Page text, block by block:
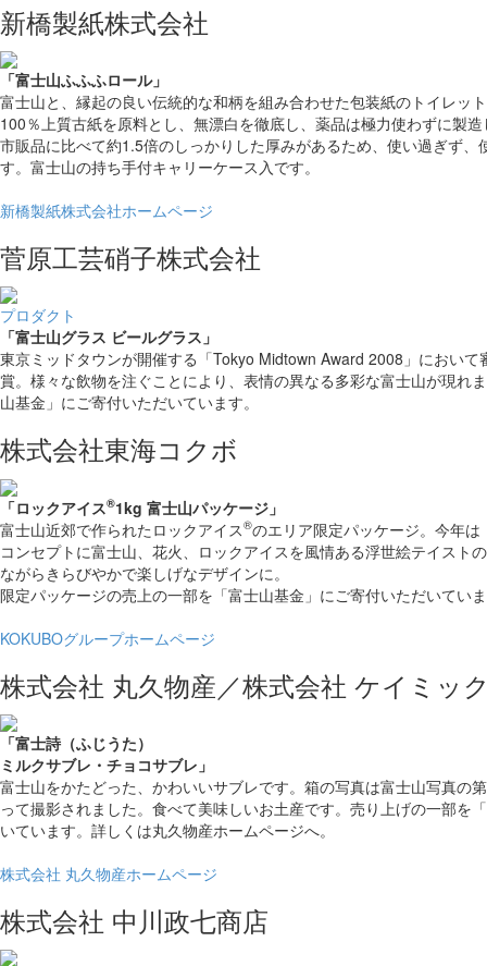
新橋製紙株式会社
「富士山ふふふロール」
富士山と、縁起の良い伝統的な和柄を組み合わせた包装紙のトイレッ
100％上質古紙を原料とし、無漂白を徹底し、薬品は極力使わずに製
市販品に比べて約1.5倍のしっかりした厚みがあるため、使い過ぎず、
す。富士山の持ち手付キャリーケース入です。
新橋製紙株式会社ホームページ
菅原工芸硝子株式会社
プロダクト
「富士山グラス ビールグラス」
東京ミッドタウンが開催する「Tokyo Midtown Award 2008」において
賞。様々な飲物を注ぐことにより、表情の異なる多彩な富士山が現れ
山基金」にご寄付いただいています。
株式会社東海コクボ
「ロックアイス®1kg 富士山パッケージ」
富士山近郊で作られたロックアイス®のエリア限定パッケージ。今年
コンセプトに富士山、花火、ロックアイスを風情ある浮世絵テイスト
ながらきらびやかで楽しげなデザインに。
限定パッケージの売上の一部を「富士山基金」にご寄付いただいてい
KOKUBOグループホームページ
株式会社 丸久物産／株式会社 ケイミッ
「富士詩（ふじうた）
ミルクサブレ・ チョコサブレ」
富士山をかたどった、かわいいサブレです。箱の写真は富士山写真の
って撮影されました。食べて美味しいお土産です。売り上げの一部を
いています。詳しくは丸久物産ホームページへ。
株式会社 丸久物産ホームページ
株式会社 中川政七商店